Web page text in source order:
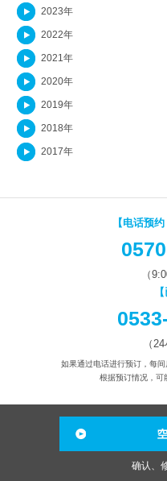
2023年
2022年
2021年
2020年
2019年
2018年
2017年
【电话预
（
（
如果通过电话进行预订，每
根据预订情况，可
确认、